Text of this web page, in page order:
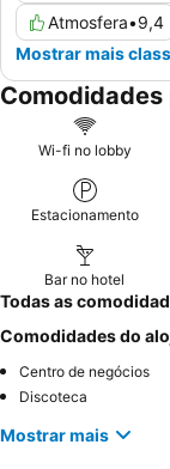
Atmosfera•9,4
Mostrar mais
Wi-fi no lobby
Estacionamento
Bar no hotel
Todas as
Comodidades do
Centro de negócios
Discoteca
Mostrar mais